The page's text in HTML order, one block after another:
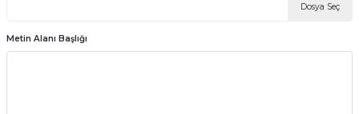
Dosya Seç
Metin Alanı Başlığı